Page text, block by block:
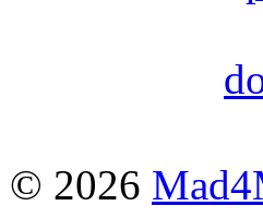
© 2026